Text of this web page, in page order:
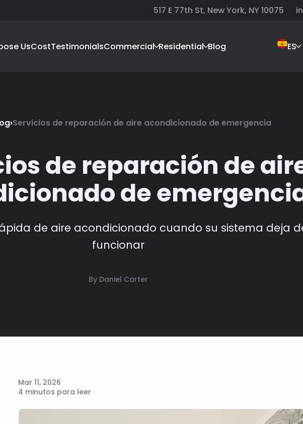
517 E 77th St, New York, NY 10075
UsCostTestimonialsCommercial Residential Blog ES
›Servicios de reparación de aire acondicionado de emergencia
de reparación de
de
de aire acondicionado cuando su sistema deja
funcionar
By Daniel Carter
Mar 11, 2026
4 minutos para leer